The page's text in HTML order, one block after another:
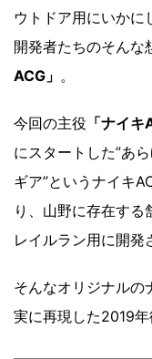
ウトドア用にいかに
開発者たちのそんな
ACG」 。
今回の主役 「ナイ
にスタートした”あ
ギア”というナイキ
り、山野に存在する
レイルラン用に開発
そんなオリジナルの
実に再現した2019